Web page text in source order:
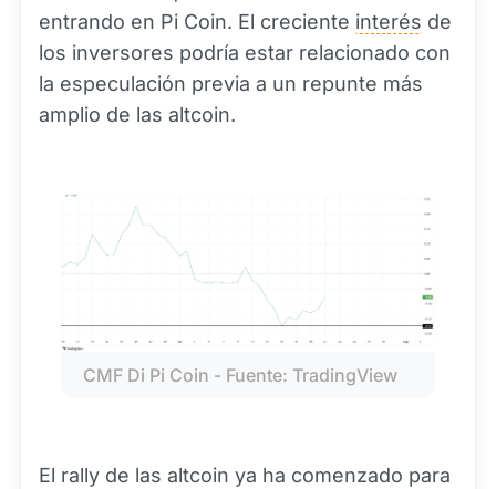
entrando en Pi Coin. El creciente interés de
los inversores podría estar relacionado con
la especulación previa a un repunte más
amplio de las altcoin.
CMF Di Pi Coin - Fuente: TradingView
El rally de las altcoin ya ha comenzado para